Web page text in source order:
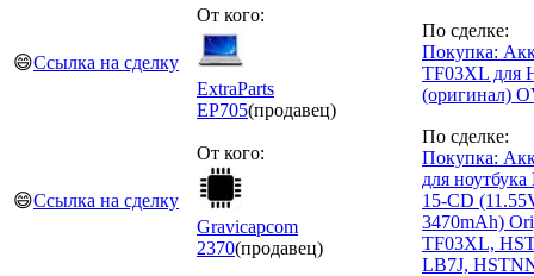
😄Ссылка на сделку
От кого:
ExtraParts
EP705(продавец)
По сделке:
Покупка:
TF03XL для
(оригинал)
😄Ссылка на сделку
От кого:
Gravicapcom
2370(продавец)
По сделке:
Покупка:
для
15-CD
3470mAh)
TF03XL,
LB7J,